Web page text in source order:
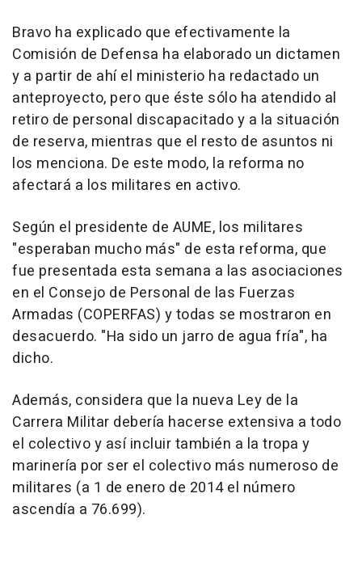
Bravo ha explicado que efectivamente la
Comisión de Defensa ha elaborado un dictamen
y a partir de ahí el ministerio ha redactado un
anteproyecto, pero que éste sólo ha atendido al
retiro de personal discapacitado y a la situación
de reserva, mientras que el resto de asuntos ni
los menciona. De este modo, la reforma no
afectará a los militares en activo.
Según el presidente de AUME, los militares
"esperaban mucho más" de esta reforma, que
fue presentada esta semana a las asociaciones
en el Consejo de Personal de las Fuerzas
Armadas (COPERFAS) y todas se mostraron en
desacuerdo. "Ha sido un jarro de agua fría", ha
dicho.
Además, considera que la nueva Ley de la
Carrera Militar debería hacerse extensiva a todo
el colectivo y así incluir también a la tropa y
marinería por ser el colectivo más numeroso de
militares (a 1 de enero de 2014 el número
ascendía a 76.699).